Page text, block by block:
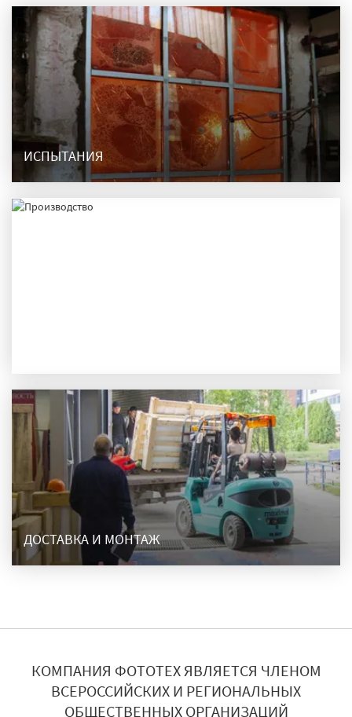
ИСПЫТАНИЯ
ДОСТАВКА И МОНТАЖ
КОМПАНИЯ ФОТОТЕХ ЯВЛЯЕТСЯ ЧЛЕНОМ
ВСЕРОССИЙСКИХ И РЕГИОНАЛЬНЫХ
ОБЩЕСТВЕННЫХ ОРГАНИЗАЦИЙ